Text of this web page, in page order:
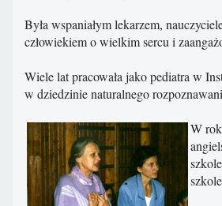
Była wspaniałym lekarzem,
człowiekiem o wielkim sercu i
Wiele lat pracowała jako pediatra w
w dziedzinie naturalnego
W